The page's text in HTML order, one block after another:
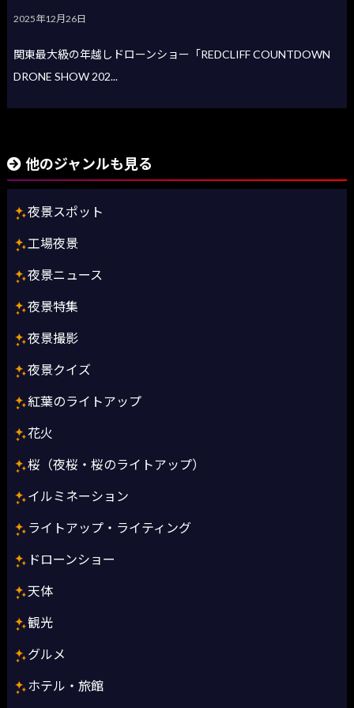
2025年12月26日
関東最大級の年越しドローンショー「REDCLIFF COUNTDOWN
DRONE SHOW 202...
他のジャンルも見る
夜景スポット
工場夜景
夜景ニュース
夜景特集
夜景撮影
夜景クイズ
紅葉のライトアップ
花火
桜（夜桜・桜のライトアップ）
イルミネーション
ライトアップ・ライティング
ドローンショー
天体
観光
グルメ
ホテル・旅館